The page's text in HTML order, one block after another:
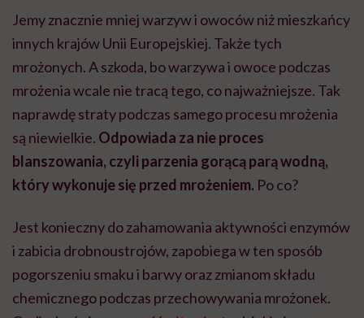
Jemy znacznie mniej warzyw i owoców niż mieszkańcy
innych krajów Unii Europejskiej. Także tych
mrożonych. A szkoda, bo warzywa i owoce podczas
mrożenia wcale nie tracą tego, co najważniejsze. Tak
naprawdę straty podczas samego procesu mrożenia
są niewielkie. Odpowiada za nie proces
blanszowania, czyli parzenia gorącą parą wodną,
który wykonuje się przed mrożeniem. Po co?
Jest konieczny do zahamowania aktywności enzymów
i zabicia drobnoustrojów, zapobiega w ten sposób
pogorszeniu smaku i barwy oraz zmianom składu
chemicznego podczas przechowywania mrożonek.